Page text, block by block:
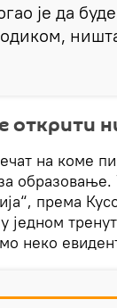
је да
открити
на коме
образовање.
према
једном
неко